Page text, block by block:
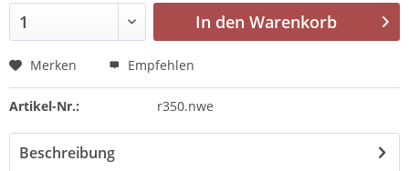
In den Warenkorb
Merken Empfehlen
Artikel-Nr.: r350.nwe
Beschreibung